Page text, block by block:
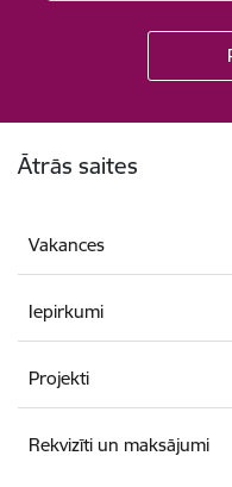
Ātrās saites
Vakances
Iepirkumi
Projekti
Rekvizīti un maksājumi